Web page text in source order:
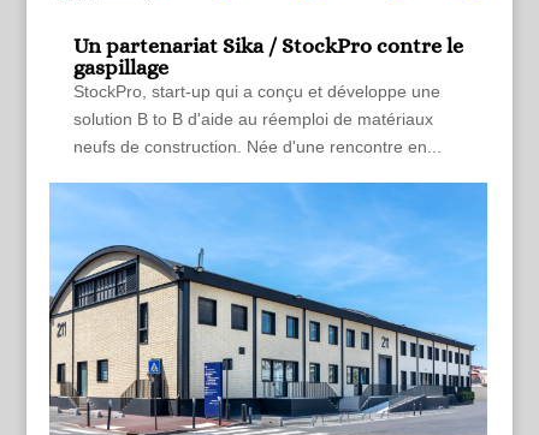
Un partenariat Sika / StockPro contre le
gaspillage
StockPro, start-up qui a conçu et développe une
solution B to B d'aide au réemploi de matériaux
neufs de construction. Née d'une rencontre en...